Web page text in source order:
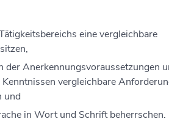
eine vergleichbare
der Anerkennungsvoraussetzungen
vergleichbare
und
in Wort und Schrift beherrschen.